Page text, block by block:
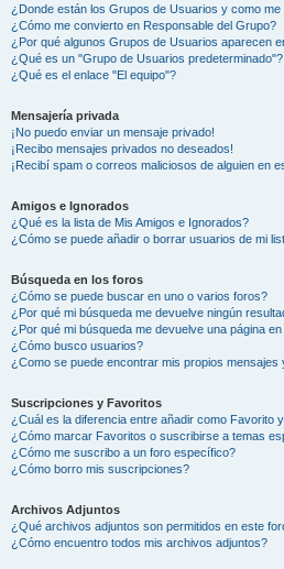
¿Donde están los Grupos de Usuarios y como me
¿Cómo me convierto en Responsable del Grupo?
¿Por qué algunos Grupos de Usuarios aparecen
¿Qué es un "Grupo de Usuarios predeterminado"?
¿Qué es el enlace "El equipo"?
Mensajería privada
¡No puedo enviar un mensaje privado!
¡Recibo mensajes privados no deseados!
¡Recibí spam o correos maliciosos de alguien en
Amigos e Ignorados
¿Qué es la lista de Mis Amigos e Ignorados?
¿Cómo se puede añadir o borrar usuarios de mi
Búsqueda en los foros
¿Cómo se puede buscar en uno o varios foros?
¿Por qué mi búsqueda me devuelve ningún
¿Por qué mi búsqueda me devuelve una página
¿Cómo busco usuarios?
¿Como se puede encontrar mis propios mensajes
Suscripciones y Favoritos
¿Cuál es la diferencia entre añadir como Favorito
¿Cómo marcar Favoritos o suscribirse a temas
¿Cómo me suscribo a un foro específico?
¿Cómo borro mis suscripciones?
Archivos Adjuntos
¿Qué archivos adjuntos son permitidos en este
¿Cómo encuentro todos mis archivos adjuntos?